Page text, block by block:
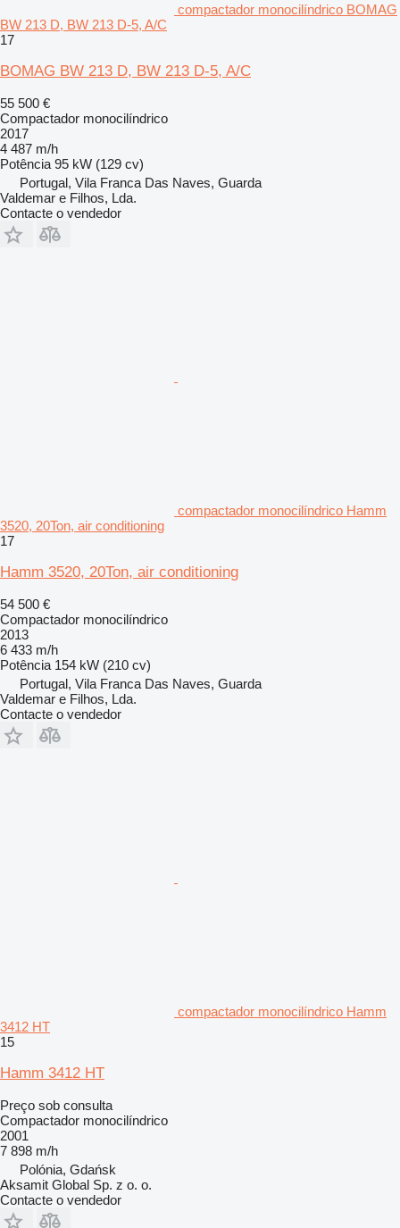
compactador monocilíndrico BOMAG
BW 213 D, BW 213 D-5, A/C
17
BOMAG BW 213 D, BW 213 D-5, A/C
55 500 €
Compactador monocilíndrico
2017
4 487 m/h
Potência 95 kW (129 cv)
Portugal, Vila Franca Das Naves, Guarda
Valdemar e Filhos, Lda.
Contacte o vendedor
compactador monocilíndrico Hamm
3520, 20Ton, air conditioning
17
Hamm 3520, 20Ton, air conditioning
54 500 €
Compactador monocilíndrico
2013
6 433 m/h
Potência 154 kW (210 cv)
Portugal, Vila Franca Das Naves, Guarda
Valdemar e Filhos, Lda.
Contacte o vendedor
compactador monocilíndrico Hamm
3412 HT
15
Hamm 3412 HT
Preço sob consulta
Compactador monocilíndrico
2001
7 898 m/h
Polónia, Gdańsk
Aksamit Global Sp. z o. o.
Contacte o vendedor